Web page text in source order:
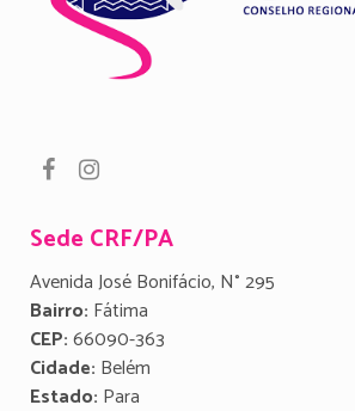
Sede CRF/PA
Avenida José Bonifácio, N° 295
Bairro: Fátima
CEP:66090-363
Cidade: Belém
Estado: Para